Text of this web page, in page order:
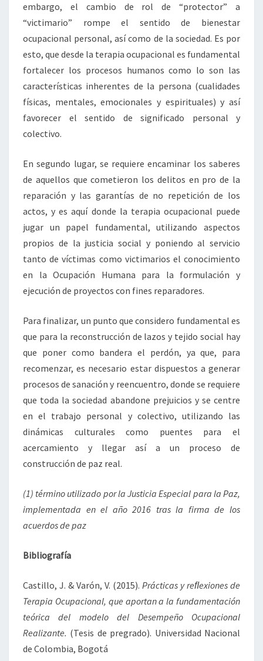
embargo, el cambio de rol de “protector” a
“victimario” rompe el sentido de bienestar
ocupacional personal, así como de la sociedad. Es por
esto, que desde la terapia ocupacional es fundamental
fortalecer los procesos humanos como lo son las
características inherentes de la persona (cualidades
físicas, mentales, emocionales y espirituales) y así
favorecer el sentido de significado personal y
colectivo.
En segundo lugar, se requiere encaminar los saberes
de aquellos que cometieron los delitos en pro de la
reparación y las garantías de no repetición de los
actos, y es aquí donde la terapia ocupacional puede
jugar un papel fundamental, utilizando aspectos
propios de la justicia social y poniendo al servicio
tanto de víctimas como victimarios el conocimiento
en la Ocupación Humana para la formulación y
ejecución de proyectos con fines reparadores.
Para finalizar, un punto que considero fundamental es
que para la reconstrucción de lazos y tejido social hay
que poner como bandera el perdón, ya que, para
recomenzar, es necesario estar dispuestos a generar
procesos de sanación y reencuentro, donde se requiere
que toda la sociedad abandone prejuicios y se centre
en el trabajo personal y colectivo, utilizando las
dinámicas culturales como puentes para el
acercamiento y llegar así a un proceso de
construcción de paz real.
(1) término utilizado por la Justicia Especial para la Paz,
implementada en el año 2016 tras la firma de los
acuerdos de paz
Bibliografía
Castillo, J. & Varón, V. (2015). Prácticas y reﬂexiones de
Terapia Ocupacional, que aportan a la fundamentación
teórica del modelo del Desempeño Ocupacional
Realizante. (Tesis de pregrado). Universidad Nacional
de Colombia, Bogotá